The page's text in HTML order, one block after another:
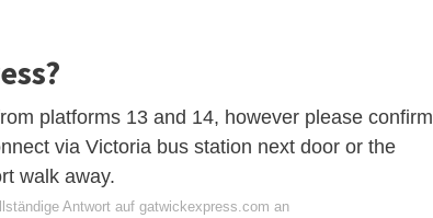
platforms 13 and 14, however please confirm
via Victoria bus station next door or the
walk away.
Antwort auf gatwickexpress.com an